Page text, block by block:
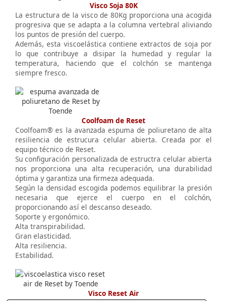
Visco Soja 80K
La estructura de la visco de 80Kg proporciona una acogida
progresiva que se adapta a la columna vertebral aliviando
los puntos de presión del cuerpo.
Además, esta viscoelástica contiene extractos de soja por
lo que contribuye a disipar la humedad y regular la
temperatura, haciendo que el colchón se mantenga
siempre fresco.
Coolfoam de Reset
Coolfoam® es la avanzada espuma de poliuretano de alta
resiliencia de estrucura celular abierta. Creada por el
equipo técnico de Reset.
Su configuración personalizada de estructra celular abierta
nos proporciona una alta recuperación, una durabilidad
óptima y garantiza una firmeza adequada.
Según la densidad escogida podemos equilibrar la presión
necesaria que ejerce el cuerpo en el colchón,
proporcionando así el descanso deseado.
Soporte y ergonómico.
Alta transpirabilidad.
Gran elasticidad.
Alta resiliencia.
Estabilidad.
Visco Reset Air